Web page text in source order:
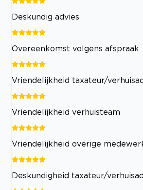
Deskundig advies
Overeenkomst volgens afspraak
Vriendelijkheid taxateur/
Vriendelijkheid verhuisteam
Vriendelijkheid overige
Deskundigheid taxateur/